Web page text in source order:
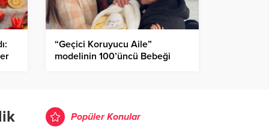
“Geçici Koruyucu Aile”
modelinin 100’üncü Bebeği
Popüler Konular